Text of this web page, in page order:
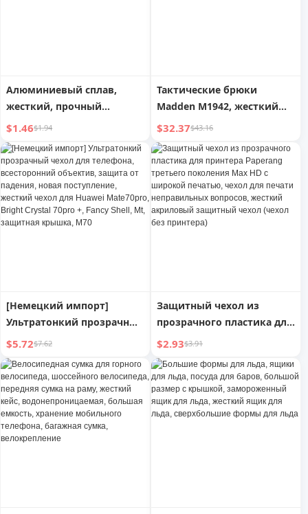
Алюминиевый сплав,
жесткий, прочный
пружинный рюкзак
Outdoor
$1.46$1.94
Тактические брюки
Madden M1942, жесткий
стиль Han, осень-зима
$32.37$43.16
[Немецкий импорт]
Ультратонкий прозрачный
чехол для телефона,
всесторонний объектив,
защита от падения, новая
поступление, жесткий
чехол для Huawei
Mate70pro, Bright Crystal
70pro +, Fancy Shell, Mt,
$5.72$7.62
Защитный чехол из
прозрачного пластика для
принтера Paperang
третьего поколения Max
HD с широкой печатью,
чехол для печати
неправильных вопросов,
жесткий акриловый
$2.93$3.91